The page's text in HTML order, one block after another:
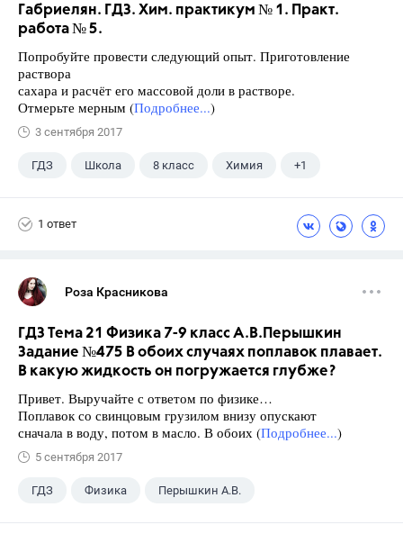
Габриелян. ГДЗ. Хим. практикум № 1. Практ.
работа № 5.
Попробуйте провести следующий опыт. Приготовление
раствора
сахара и расчёт его массовой доли в растворе.
Отмерьте мерным (Подробнее...)
3 сентября 2017
ГДЗ Школа 8 класс Химия +1
1 ответ
Роза Красникова
ГДЗ Тема 21 Физика 7-9 класс А.В.Перышкин
Задание №475 В обоих случаях поплавок плавает.
В какую жидкость он погружается глубже?
Привет. Выручайте с ответом по физике…
Поплавок со свинцовым грузилом внизу опускают
сначала в воду, потом в масло. В обоих (Подробнее...)
5 сентября 2017
ГДЗ Физика Перышкин А.В.